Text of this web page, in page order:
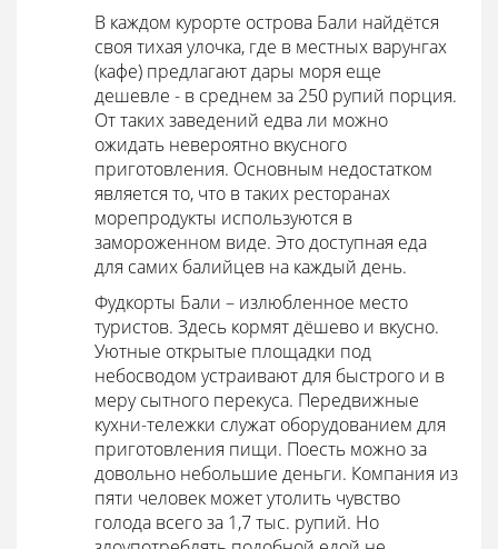
В каждом курорте острова Бали найдётся
своя тихая улочка, где в местных варунгах
(кафе) предлагают дары моря еще
дешевле - в среднем за 250 рупий порция.
От таких заведений едва ли можно
ожидать невероятно вкусного
приготовления. Основным недостатком
является то, что в таких ресторанах
морепродукты используются в
замороженном виде. Это доступная еда
для самих балийцев на каждый день.
Фудкорты Бали – излюбленное место
туристов. Здесь кормят дёшево и вкусно.
Уютные открытые площадки под
небосводом устраивают для быстрого и в
меру сытного перекуса. Передвижные
кухни-тележки служат оборудованием для
приготовления пищи. Поесть можно за
довольно небольшие деньги. Компания из
пяти человек может утолить чувство
голода всего за 1,7 тыс. рупий. Но